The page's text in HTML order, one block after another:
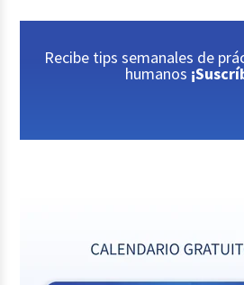
Recibe tips semanales de
humanos